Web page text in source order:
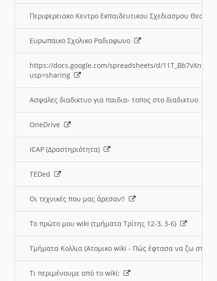
Περιφερειακο Κεντρο Εκπαιδευτικου Σχεδιασμου
Ευρωπαικο Σχολικο Ραδιοφωνο
https://docs.google.com/spreadsheets/d/
usp=sharing
Ασφαλες διαδικτυο για παιδια- τοπος στο διαδικτυο
OneDrive
ICAP (Δραστηριότητα)
TEDed
Οι τεχνικές που μας άρεσαν!!
Το πρώτο μου wiki (τμήματα Τρίτης 12-3, 3-6)
Τμήματα Κολλια (Ατομικο wiki - Πώς έφτασα να ζω στην
Τι περιμένουμε από το wiki;